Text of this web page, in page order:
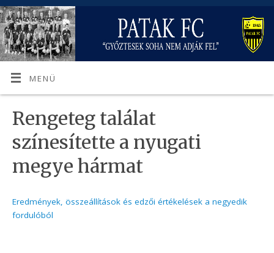
MENÜ
Rengeteg találat
színesítette a nyugati
megye hármat
Eredmények, összeállítások és edzői értékelések a negyedik
fordulóból